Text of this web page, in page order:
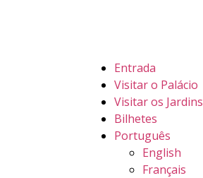
Entrada
Visitar o Palácio
Visitar os Jardins
Bilhetes
Português
English
Français